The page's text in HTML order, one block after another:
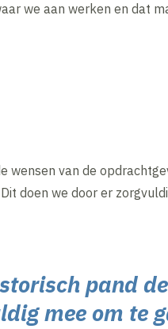
we aan werken en dat
wensen van de
doen we door er
pand
mee om te